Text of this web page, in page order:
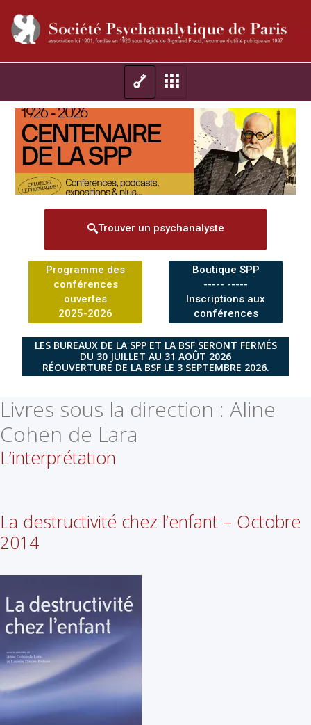
Trouver un psychanalyste
Programme des
conférences
ouvertes
2025-2026
Boutique SPP
----- -----
Inscriptions aux
conférences
LES BUREAUX DE LA SPP ET LA BSF SERONT FERMÉS
DU 30 JUILLET AU 31 AOÛT 2026
RÉOUVERTURE DE LA BSF LE 3 SEPTEMBRE 2026.
Livres sous la direction : Aline
Cohen de Lara
L’interprétation
La destructivité chez l’enfant – Octobre
2014